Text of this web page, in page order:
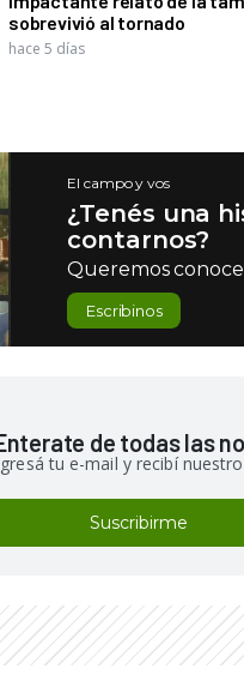
sobrevivió al tornado
hace 5 días
El campo y vos
¿Tenés una
contarnos?
Queremos
Escribinos
de todas las
tu e-mail y recibí
Suscribirme